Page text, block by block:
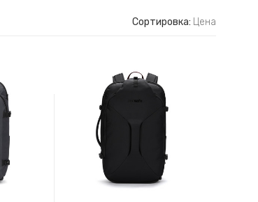
Сортировка: Цена